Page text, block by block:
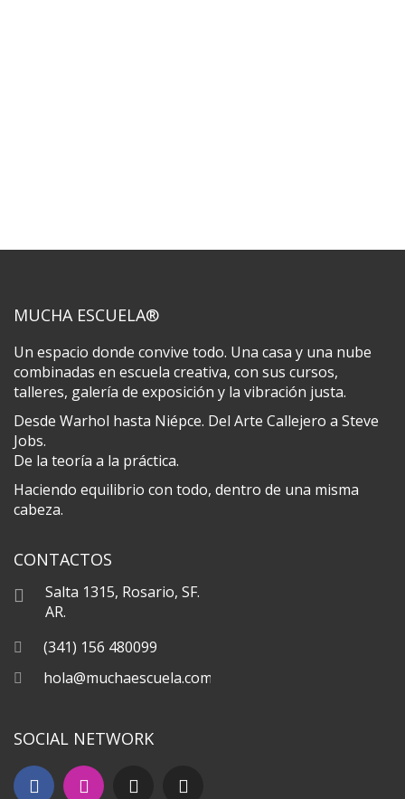
MUCHA ESCUELA®
Un espacio donde convive todo. Una casa y una nube
combinadas en escuela creativa, con sus cursos,
talleres, galería de exposición y la vibración justa.
Desde Warhol hasta Niépce. Del Arte Callejero a Steve
Jobs.
De la teoría a la práctica.
Haciendo equilibrio con todo, dentro de una misma
cabeza.
CONTACTOS
Salta 1315, Rosario, SF.
AR.
(341) 156 480099
hola@muchaescuela.com
SOCIAL NETWORK